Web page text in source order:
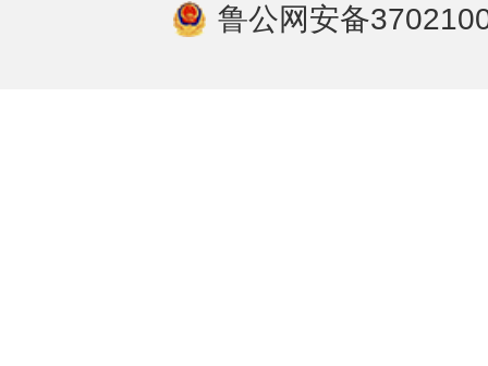
鲁公网安备